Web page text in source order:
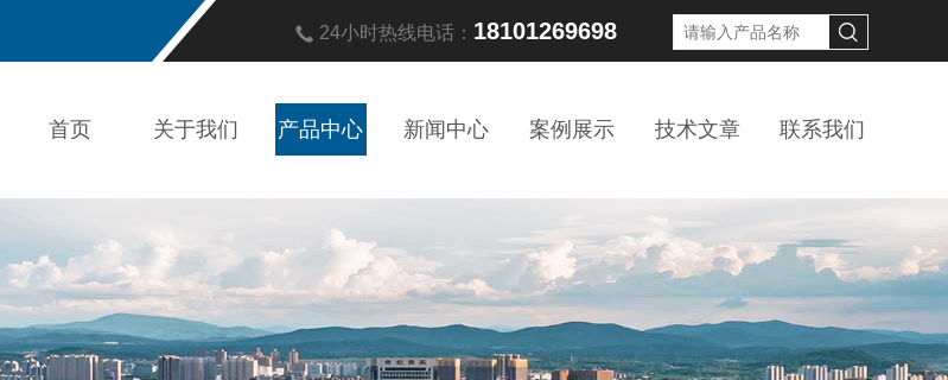
24小时热线电话： 18101269698
首页 关于我们 产品中心 新闻中心 案例展示 技术文章 联系我们